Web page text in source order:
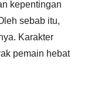
kepentingan
sebab itu,
Karakter
pemain hebat